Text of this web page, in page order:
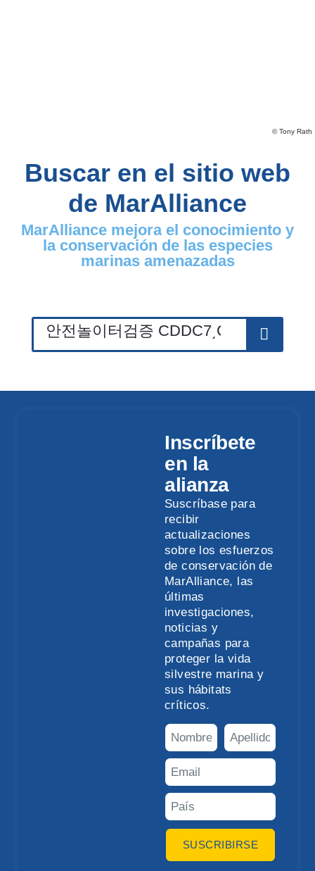
© Tony Rath
Buscar en el sitio web
de MarAlliance
MarAlliance mejora el conocimiento y
la conservación de las especies
marinas amenazadas
Inscríbete
en la
alianza
Suscríbase para
recibir
actualizaciones
sobre los esfuerzos
de conservación de
MarAlliance, las
últimas
investigaciones,
noticias y
campañas para
proteger la vida
silvestre marina y
sus hábitats
críticos.
SUSCRIBIRSE